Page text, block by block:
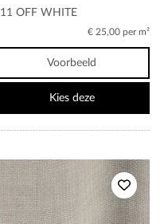
11 OFF WHITE
€ 25,00 per m²
Voorbeeld
Kies deze